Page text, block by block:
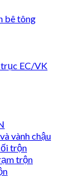
bê tông
EC/VK
vành chậu
trộn
trộn